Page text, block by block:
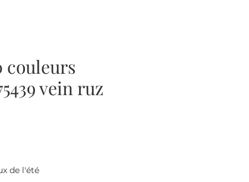
couleurs
vein ruz
de l'été